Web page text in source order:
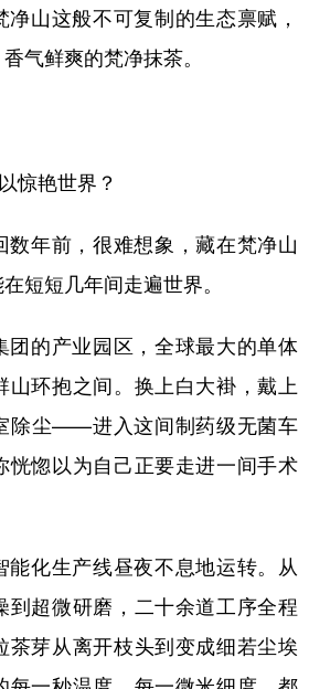
山这般不可复制的生态禀赋，
气鲜爽的梵净抹茶。
惊艳世界？
年前，很难想象，藏在梵净山
短短几年间走遍世界。
的产业园区，全球最大的单体
山环抱之间。换上白大褂，戴上
除尘——进入这间制药级无菌车
恍惚以为自己正要走进一间手术
化生产线昼夜不息地运转。从
到超微研磨，二十余道工序全程
茶芽从离开枝头到变成细若尘埃